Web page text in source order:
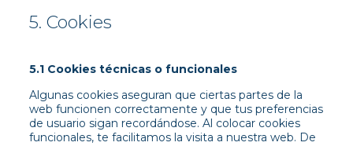
5. Cookies
5.1 Cookies técnicas o funcionales
Algunas cookies aseguran que ciertas partes de la
web funcionen correctamente y que tus preferencias
de usuario sigan recordándose. Al colocar cookies
funcionales, te facilitamos la visita a nuestra web. De